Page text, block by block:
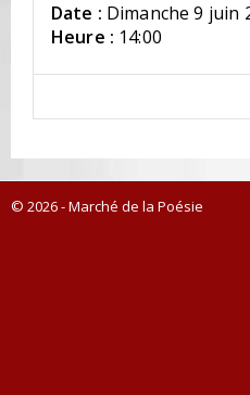
Date : Dimanche 9 juin
Heure : 14:00
© 2026 - Marché de la Poésie